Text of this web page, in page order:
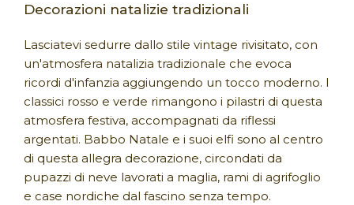
Decorazioni natalizie tradizionali
Lasciatevi sedurre dallo stile vintage rivisitato, con
un'atmosfera natalizia tradizionale che evoca
ricordi d'infanzia aggiungendo un tocco moderno. I
classici rosso e verde rimangono i pilastri di questa
atmosfera festiva, accompagnati da riflessi
argentati. Babbo Natale e i suoi elfi sono al centro
di questa allegra decorazione, circondati da
pupazzi di neve lavorati a maglia, rami di agrifoglio
e case nordiche dal fascino senza tempo.